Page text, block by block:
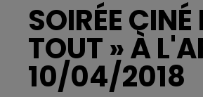
SOIRÉE
TOUT » À
10/04/2018